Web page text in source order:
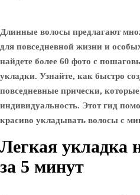
Длинные волосы предлагают
для повседневной жизни и
найдете более 60 фото с
укладки. Узнайте, как быстро
повседневные прически,
индивидуальность. Этот гид
красиво укладывать волосы с
Легкая укладка
за 5 минут